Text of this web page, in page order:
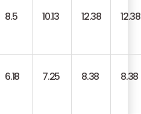
8.5 10.13 12.38 12.38
6.18 7.25 8.38 8.38